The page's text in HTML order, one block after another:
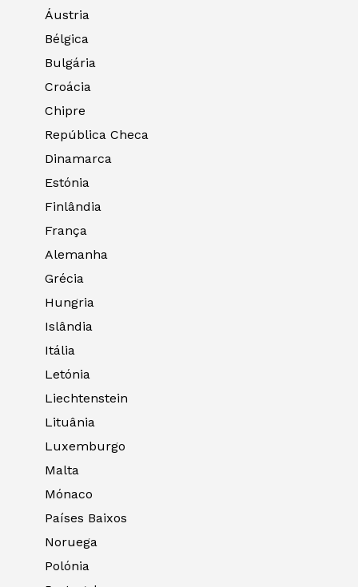
Áustria
Bélgica
Bulgária
Croácia
Chipre
República Checa
Dinamarca
Estónia
Finlândia
França
Alemanha
Grécia
Hungria
Islândia
Itália
Letónia
Liechtenstein
Lituânia
Luxemburgo
Malta
Mónaco
Países Baixos
Noruega
Polónia